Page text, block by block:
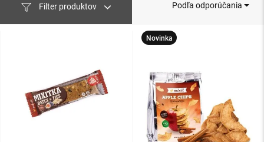
Filter produktov Podľa odporúčania
Novinka